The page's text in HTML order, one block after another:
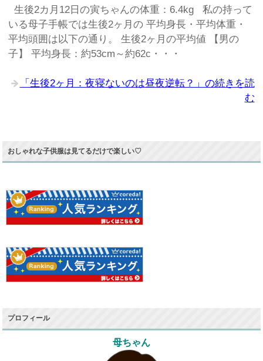
生後2カ月12日の寅ちゃんの体重：6.4kg 私の持って
いる母子手帳では生後2ヶ月の 平均身長・平均体重・
平均頭囲は以下の通り。 生後2ヶ月の平均値 【男の
子】 平均身長：約53cm～約62c・・・
「生後2ヶ月：夜寝ないのは昼夜逆転？」の続きを読
む
おしゃれな子供服は見てるだけで楽しい♡
プロフィール
母ちゃん